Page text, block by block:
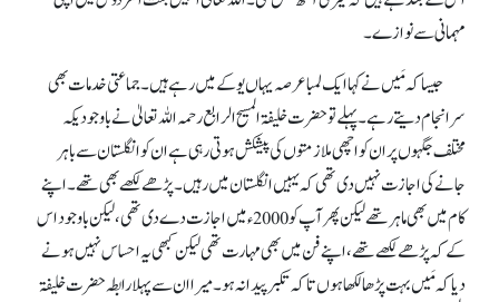
مہمانی سے نوازے۔
جیسا کہ مَیں نے کہاایک لمبا عرصہ یہاں یوکے میں رہے ہیں۔ جماعتی خدمات بھی
سرانجام دیتے رہے۔ پہلے تو حضرت خلیفۃ المسیح الرابع رحمہ اللہ تعالیٰ نے باوجودیکہ
مختلف جگہوں پر ان کو اچھی ملازمتوں کی پیشکش ہوتی رہی ہے ان کو انگلستان سے باہر
جانے کی اجازت نہیں دی تھی کہ یہیں انگلستان میں رہیں۔ پڑھے لکھے بھی تھے۔ اپنے
کام میں بھی ماہر تھے لیکن پھر آپ کو 2000ء میں اجازت دے دی تھی، لیکن باوجود اس
کے کہ پڑھے لکھے تھے، اپنے فن میں بھی مہارت تھی لیکن کبھی یہ احساس نہیں ہونے
دیا کہ مَیں بہت پڑھا لکھا ہوں تا کہ تکبر پیدا نہ ہو۔ میرا ان سے پہلا رابطہ حضرت خلیفۃ